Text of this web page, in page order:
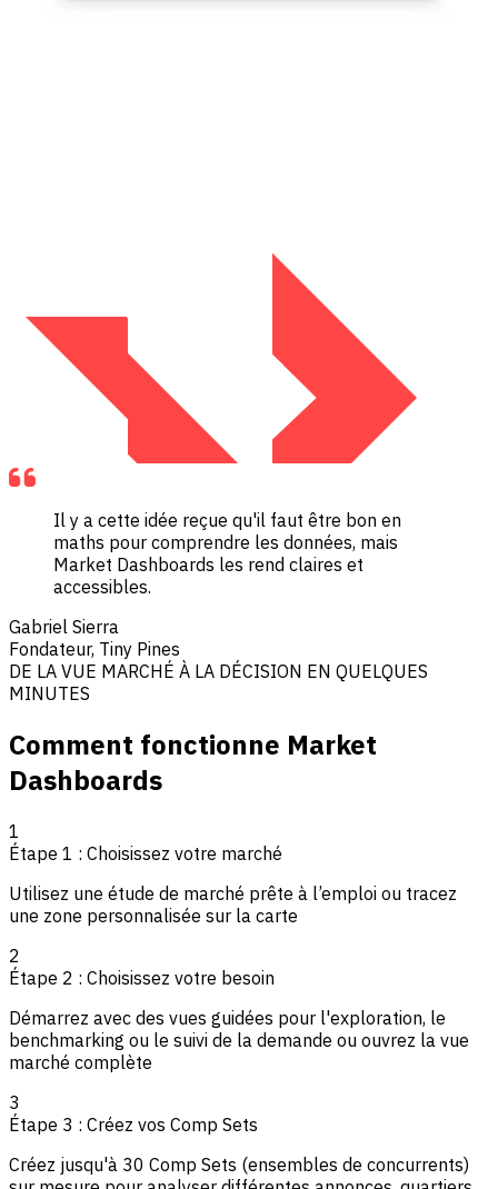
Il y a cette idée reçue qu'il faut être bon en
maths pour comprendre les données, mais
Market Dashboards les rend claires et
accessibles.
Gabriel Sierra
Fondateur, Tiny Pines
DE LA VUE MARCHÉ À LA DÉCISION EN QUELQUES
MINUTES
Comment fonctionne Market
Dashboards
1
Étape 1 : Choisissez votre marché
Utilisez une étude de marché prête à l’emploi ou tracez
une zone personnalisée sur la carte
2
Étape 2 : Choisissez votre besoin
Démarrez avec des vues guidées pour l'exploration, le
benchmarking ou le suivi de la demande ou ouvrez la vue
marché complète
3
Étape 3 : Créez vos Comp Sets
Créez jusqu'à 30 Comp Sets (ensembles de concurrents)